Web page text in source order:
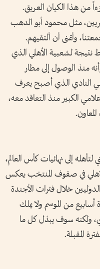
من هذا الكيان العريق.
مثل محمود أبو الدهب
وأتمنى أن ألتقيهم.
لشعبية الأهلي الذي
مصري، وأنه منذ الوصول إلى مطار
النادي الذي أصبح يعرف
الكبير منذ التعاقد معه،
إلى نهائيات كأس العالم،
في صفوف المنتخب يعكس
خلال فترات الأجندة
من الموسم ولا يملك
ولكنه سوف يبذل كل ما
المقبلة.